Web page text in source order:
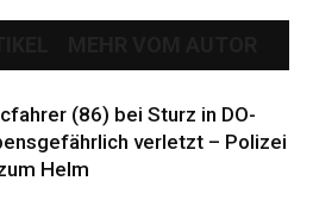
(86) bei Sturz in DO-
verletzt – Polizei
Helm